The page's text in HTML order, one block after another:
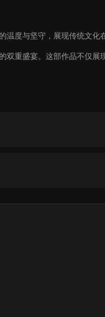
度与坚守，展现传统文化
重盛宴。这部作品不仅展